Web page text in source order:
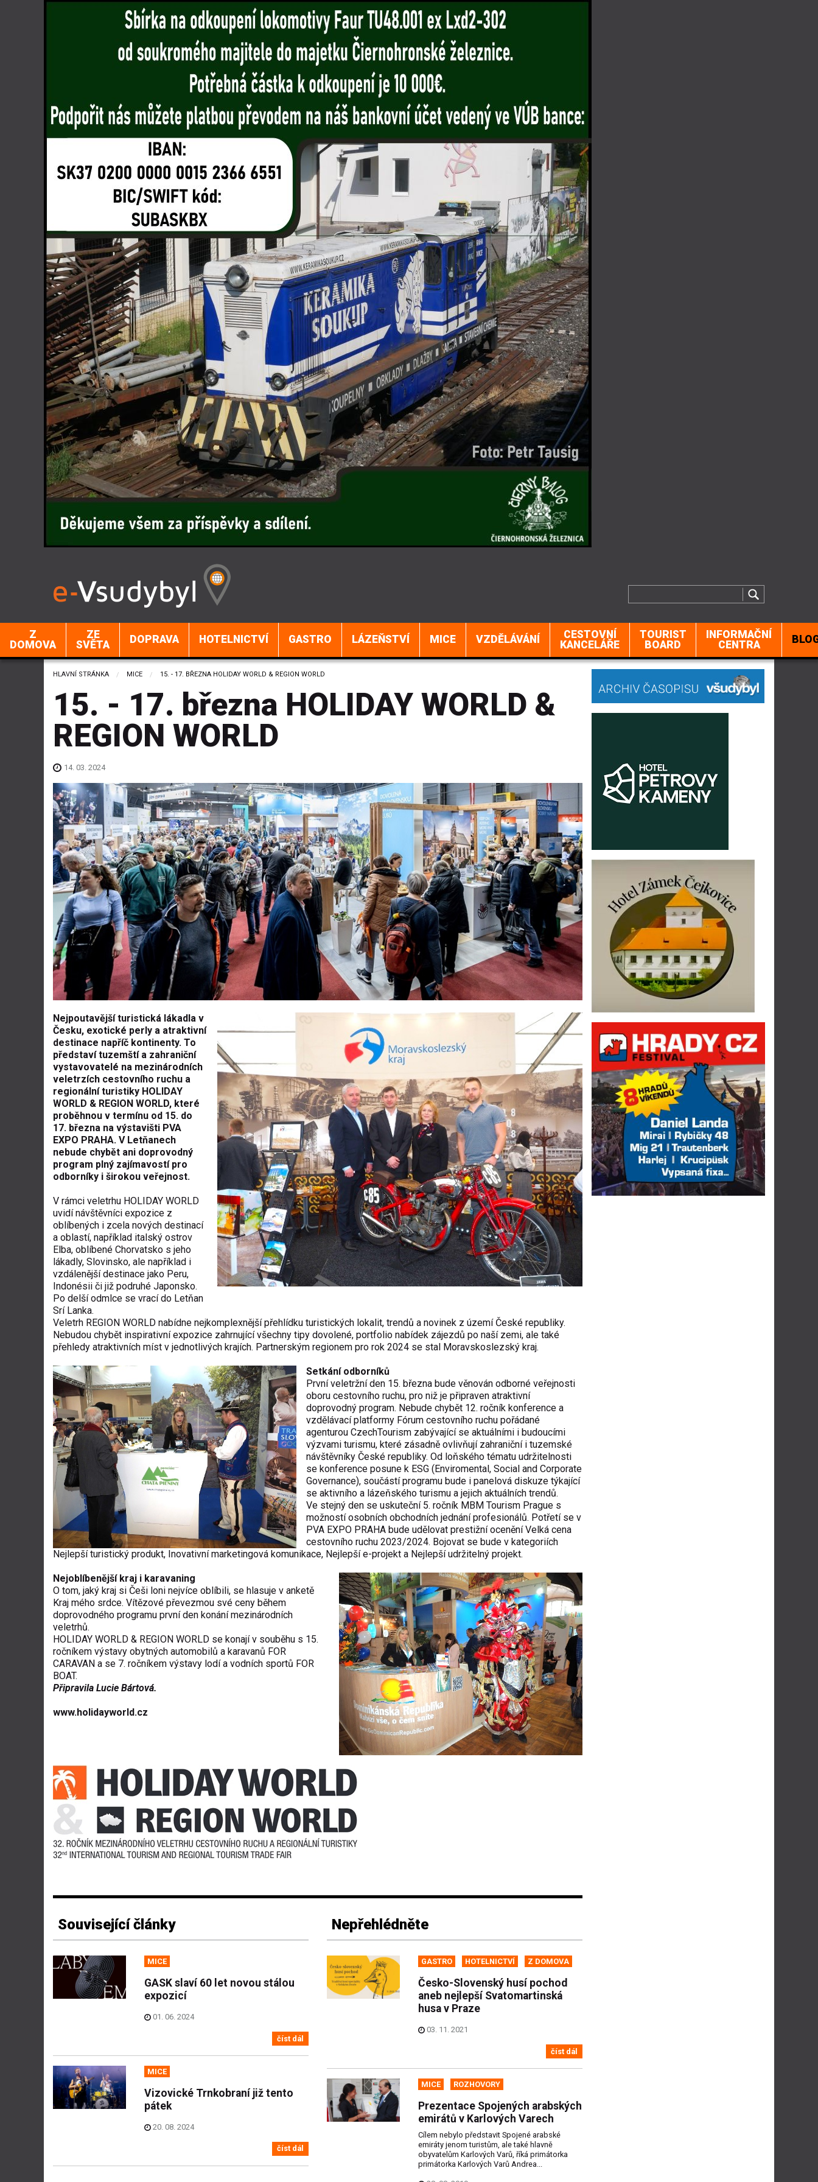
Z
DOMOVA
ZE
SVĚTA
DOPRAVA HOTELNICTVÍ GASTRO LÁZEŇSTVÍ MICE VZDĚLÁVÁNÍ
CESTOVNÍ
KANCELÁŘE
TOURIST
BOARD
INFORMAČNÍ
CENTRA
HLAVNÍ STRÁNKA MICE CURRENT:
15. - 17. BŘEZNA HOLIDAY WORLD & REGION WORLD
15. - 17. března HOLIDAY WORLD &
REGION WORLD
14. 03. 2024
Nejpoutavější turistická lákadla v
Česku, exotické perly a atraktivní
destinace napříč kontinenty. To
představí tuzemští a zahraniční
vystavovatelé na mezinárodních
veletrzích cestovního ruchu a
regionální turistiky HOLIDAY
WORLD & REGION WORLD, které
proběhnou v termínu od 15. do
17. března na výstavišti PVA
EXPO PRAHA. V Letňanech
nebude chybět ani doprovodný
program plný zajímavostí pro
odborníky i širokou veřejnost.
V rámci veletrhu HOLIDAY WORLD
uvidí návštěvníci expozice z
oblíbených i zcela nových destinací
a oblastí, například italský ostrov
Elba, oblíbené Chorvatsko s jeho
lákadly, Slovinsko, ale například i
vzdálenější destinace jako Peru,
Indonésii či již podruhé Japonsko.
Po delší odmlce se vrací do Letňan
Srí Lanka.
Veletrh REGION WORLD nabídne nejkomplexnější přehlídku turistických lokalit, trendů a novinek z území České republiky.
Nebudou chybět inspirativní expozice zahrnující všechny tipy dovolené, portfolio nabídek zájezdů po naší zemi, ale také
přehledy atraktivních míst v jednotlivých krajích. Partnerským regionem pro rok 2024 se stal Moravskoslezský kraj.
Setkání odborníků
První veletržní den 15. března bude věnován odborné veřejnosti
oboru cestovního ruchu, pro niž je připraven atraktivní
doprovodný program. Nebude chybět 12. ročník konference a
vzdělávací platformy Fórum cestovního ruchu pořádané
agenturou CzechTourism zabývající se aktuálními i budoucími
výzvami turismu, které zásadně ovlivňují zahraniční i tuzemské
návštěvníky České republiky. Od loňského tématu udržitelnosti
se konference posune k ESG (Enviromental, Social and Corporate
Governance), součástí programu bude i panelová diskuze týkající
se aktivního a lázeňského turismu a jejich aktuálních trendů.
Ve stejný den se uskuteční 5. ročník MBM Tourism Prague s
možností osobních obchodních jednání profesionálů. Potřetí se v
PVA EXPO PRAHA bude udělovat prestižní ocenění Velká cena
cestovního ruchu 2023/2024. Bojovat se bude v kategoriích
Nejlepší turistický produkt, Inovativní marketingová komunikace, Nejlepší e-projekt a Nejlepší udržitelný projekt.
Nejoblíbenější kraj i karavaning
O tom, jaký kraj si Češi loni nejvíce oblíbili, se hlasuje v anketě
Kraj mého srdce. Vítězové převezmou své ceny během
doprovodného programu první den konání mezinárodních
veletrhů.
HOLIDAY WORLD & REGION WORLD se konají v souběhu s 15.
ročníkem výstavy obytných automobilů a karavanů FOR
CARAVAN a se 7. ročníkem výstavy lodí a vodních sportů FOR
BOAT.
Připravila Lucie Bártová.
www.holidayworld.cz
Související články
MICE
GASK slaví 60 let novou stálou
expozicí
01. 06. 2024
číst dál
MICE
Vizovické Trnkobraní již tento
pátek
20. 08. 2024
číst dál
Nepřehlédněte
GASTRO HOTELNICTVÍ Z DOMOVA
Česko-Slovenský husí pochod
aneb nejlepší Svatomartinská
husa v Praze
03. 11. 2021
číst dál
MICE ROZHOVORY
Prezentace Spojených arabských
emirátů v Karlových Varech
Cílem nebylo představit Spojené arabské
emiráty jenom turistům, ale také hlavně
obyvatelům Karlových Varů, říká primátorka
primátorka Karlových Varů Andrea...